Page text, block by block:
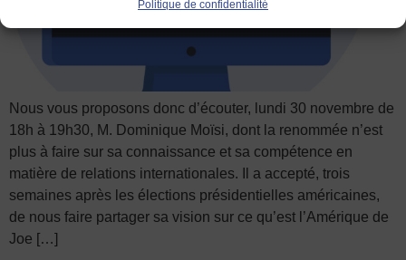
Politique de confidentialité
Nous vous proposons donc d’écouter, lundi 30 novembre de
18h à 19h30, M. Dominique Moïsi, dont la renommée n’est
plus à faire sur sa connaissance et sa compétence en
matière de relations internationales. Il a accepté, trois
semaines après les élections présidentielles américaines,
de nous faire partager sa vision sur ce qu’est l’Amérique de
Joe […]